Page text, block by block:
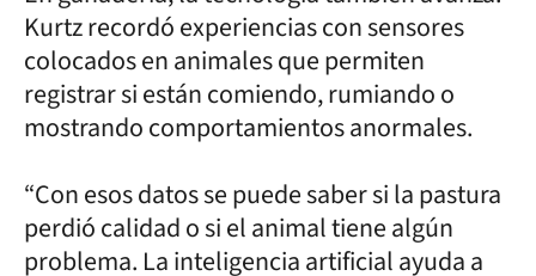
Kurtz recordó experiencias con sensores
colocados en animales que permiten
registrar si están comiendo, rumiando o
mostrando comportamientos anormales.
“Con esos datos se puede saber si la pastura
perdió calidad o si el animal tiene algún
problema. La inteligencia artificial ayuda a